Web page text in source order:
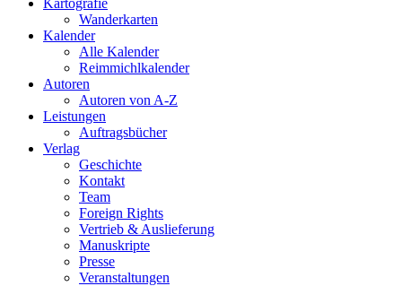
Wanderkarten
Kalender
Alle Kalender
Reimmichlkalender
Autoren
Autoren von A-Z
Leistungen
Auftragsbücher
Verlag
Geschichte
Kontakt
Team
Foreign Rights
Vertrieb & Auslieferung
Manuskripte
Presse
Veranstaltungen